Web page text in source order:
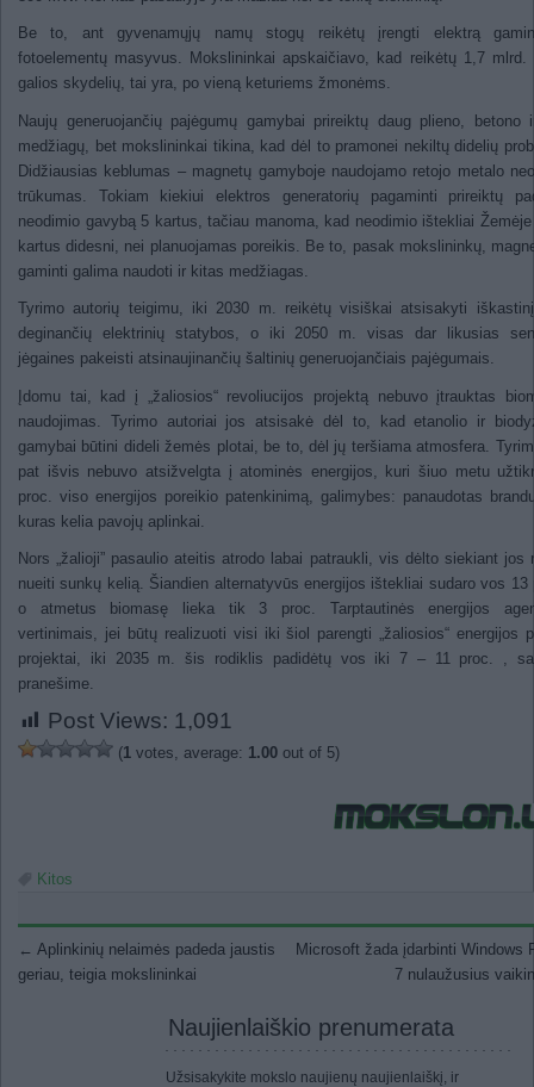
Be to, ant gyvenamųjų namų stogų reikėtų įrengti elektrą
fotoelementų masyvus. Mokslininkai apskaičiavo, kad reikėtų 1,7 mlrd.
galios skydelių, tai yra, po vieną keturiems žmonėms.
Naujų generuojančių pajėgumų gamybai prireiktų daug plieno, betono
medžiagų, bet mokslininkai tikina, kad dėl to pramonei nekiltų didelių
Didžiausias keblumas – magnetų gamyboje naudojamo retojo metalo
trūkumas. Tokiam kiekiui elektros generatorių pagaminti prireiktų
neodimio gavybą 5 kartus, tačiau manoma, kad neodimio ištekliai
kartus didesni, nei planuojamas poreikis. Be to, pasak mokslininkų,
gaminti galima naudoti ir kitas medžiagas.
Tyrimo autorių teigimu, iki 2030 m. reikėtų visiškai atsisakyti
deginančių elektrinių statybos, o iki 2050 m. visas dar likusias
jėgaines pakeisti atsinaujinančių šaltinių generuojančiais pajėgumais.
Įdomu tai, kad į „žaliosios“ revoliucijos projektą nebuvo įtrauktas
naudojimas. Tyrimo autoriai jos atsisakė dėl to, kad etanolio ir
gamybai būtini dideli žemės plotai, be to, dėl jų teršiama atmosfera.
pat išvis nebuvo atsižvelgta į atominės energijos, kuri šiuo metu
proc. viso energijos poreikio patenkinimą, galimybes: panaudotas
kuras kelia pavojų aplinkai.
Nors „žalioji” pasaulio ateitis atrodo labai patraukli, vis dėlto siekiant jos
nueiti sunkų kelią. Šiandien alternatyvūs energijos ištekliai sudaro vos 13
o atmetus biomasę lieka tik 3 proc. Tarptautinės energijos
vertinimais, jei būtų realizuoti visi iki šiol parengti „žaliosios“ energijos
projektai, iki 2035 m. šis rodiklis padidėtų vos iki 7 – 11 proc. ,
pranešime.
Post Views: 1,091
(1 votes, average: 1.00 out of 5)
Kitos
Post navigation
← Aplinkinių nelaimės padeda jaustis
geriau, teigia mokslininkai
Microsoft žada įdarbinti Windows
7 nulaužusius
Naujienlaiškio prenumerata
Užsisakykite mokslo naujienų naujienlaiškį, ir